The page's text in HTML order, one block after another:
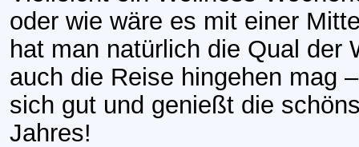
oder wie wäre es mit einer
hat man natürlich die Qual der
auch die Reise hingehen mag
sich gut und genießt die
Jahres!